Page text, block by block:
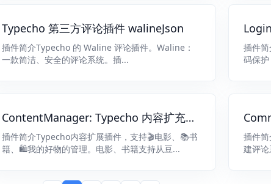
Typecho 第三方评论插件 walineJson
插件简介Typecho 的 Waline 评论插件。Waline：
一款简洁、安全的评论系统。插...
页面
插件
码保
ContentManager: Typecho 内容扩充插
件
插件简介Typecho内容扩展插件，支持🎬电影、📚书
籍、🛍️我的好物的管理。电影、书籍支持从豆...
插件
建评